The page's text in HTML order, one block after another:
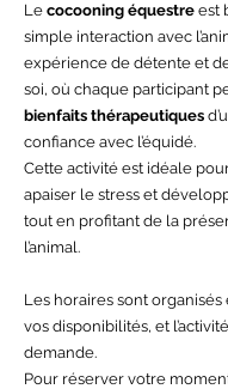
Le cocooning équestre est
simple interaction avec
expérience de détente et
soi, où chaque participant
bienfaits thérapeutiques
confiance avec l’équidé.
Cette activité est idéale
apaiser le stress et
tout en profitant de la
l’animal.
Les horaires sont
vos disponibilités, et
demande.
Pour réserver votre